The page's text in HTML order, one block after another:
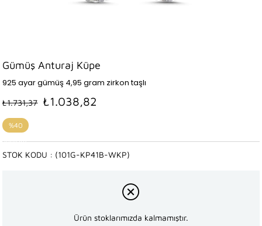
Gümüş Anturaj Küpe
925 ayar gümüş 4,95 gram zirkon taşlı
₺1.731,37 ₺1.038,82
%40
İndirim
(101G-KP41B-WKP)
STOK KODU
Ürün stoklarımızda kalmamıştır.